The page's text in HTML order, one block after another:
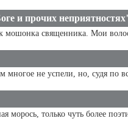
и прочих
мошонка священника. Мои
не успели, но, судя по
морось, только чуть более